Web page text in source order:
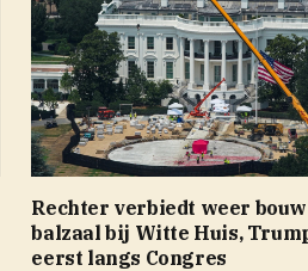
Rechter verbiedt weer bouw
balzaal bij Witte Huis,
eerst langs Congres